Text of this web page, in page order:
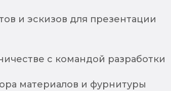
и эскизов для презентации
с командой разработки
материалов и фурнитуры